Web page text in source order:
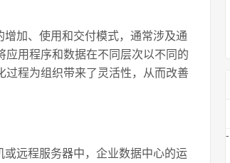
加、使用和交付模式，通常涉及通
用程序和数据在不同层次以不同的
过程为组织带来了灵活性，从而改善
远程服务器中，企业数据中心的运